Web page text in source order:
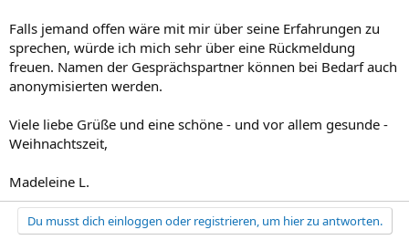
Falls jemand offen wäre mit mir über seine Erfahrungen zu
sprechen, würde ich mich sehr über eine Rückmeldung
freuen. Namen der Gesprächspartner können bei Bedarf auch
anonymisierten werden.
Viele liebe Grüße und eine schöne - und vor allem gesunde -
Weihnachtszeit,
Madeleine L.
Du musst dich einloggen oder registrieren, um hier zu antworten.